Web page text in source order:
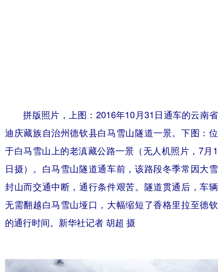
拼版照片，上图：2016年10月31日通车的云南省
迪庆藏族自治州德钦县白马雪山隧道一景。下图：位
于白马雪山上的老滇藏公路一景（无人机照片，7月1
日摄）。白马雪山隧道通车前，该路段冬季常因大雪
封山而交通中断，通行条件艰苦。隧道贯通后，车辆
无需翻越白马雪山垭口，大幅缩短了香格里拉至德钦
的通行时间。新华社记者 胡超 摄